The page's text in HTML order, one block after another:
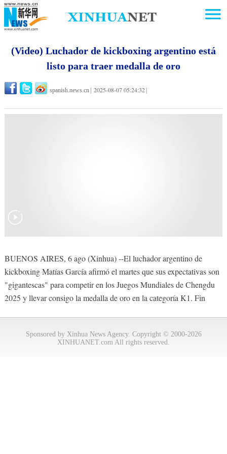
(Video) Luchador de kickboxing argentino está
listo para traer medalla de oro
spanish.news.cn 2025-08-07 05:24:32
BUENOS AIRES, 6 ago (Xinhua) --El luchador argentino de
kickboxing Matías García afirmó el martes que sus expectativas son
"gigantescas" para competir en los Juegos Mundiales de Chengdu
2025 y llevar consigo la medalla de oro en la categoría K1. Fin
Sponsored by Xinhua News Agency. Copyright © 2000-2026
XINHUANET.com All rights reserved.